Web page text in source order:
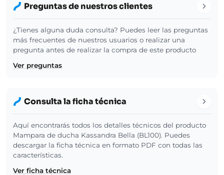
Preguntas de nuestros clientes
¿Tienes alguna duda consulta? Puedes leer las preguntas
más frecuentes de nuestros usuarios o realizar una
pregunta antes de realizar la compra de este producto
Ver preguntas
Consulta la ficha técnica
Aquí encontrarás todos los detalles técnicos del producto
Mampara de ducha Kassandra Bella (BL100). Puedes
descargar la ficha técnica en formato PDF con todas las
características.
Ver ficha técnica